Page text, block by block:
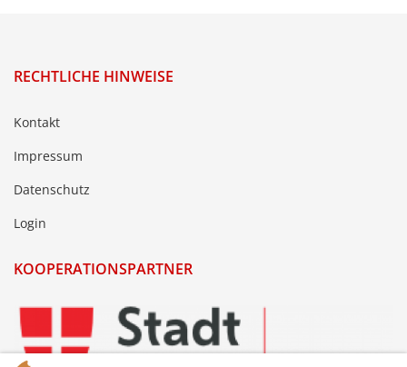
RECHTLICHE HINWEISE
Kontakt
Impressum
Datenschutz
Login
KOOPERATIONSPARTNER